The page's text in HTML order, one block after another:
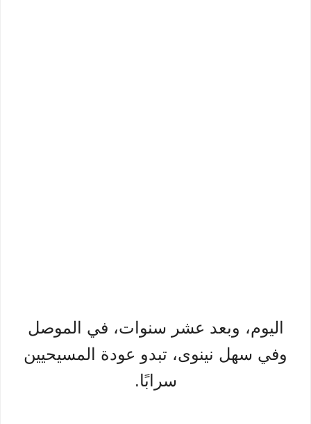
اليوم، وبعد عشر سنوات، في الموصل
وفي سهل نينوى، تبدو عودة المسيحيين
سرابًا.